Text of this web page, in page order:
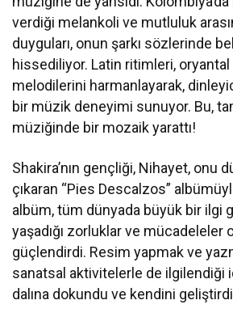
verdiği melankoli ve mutluluk
duyguları, onun şarkı sözlerinde
hissediliyor. Latin ritimleri,
melodilerini harmanlayarak,
bir müzik deneyimi sunuyor. Bu,
müziğinde bir mozaik yarattı!
Shakira’nın gençliği, Nihayet, onu
çıkaran “Pies Descalzos”
albüm, tüm dünyada büyük bir ilgi
yaşadığı zorluklar ve mücadeleler
güçlendirdi. Resim yapmak ve
sanatsal aktivitelerle de ilgilendiği
dalına dokundu ve kendini